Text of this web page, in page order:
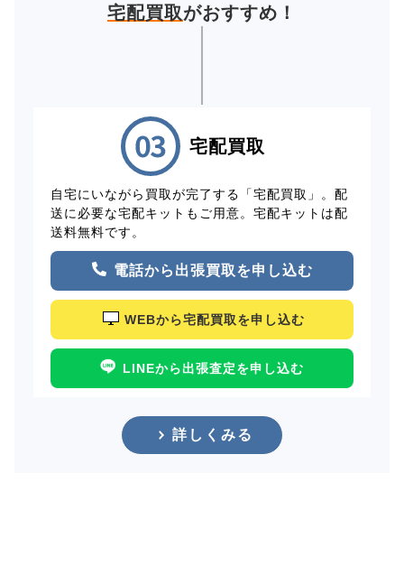
宅配買取がおすすめ！
宅配買取
自宅にいながら買取が完了する「宅配買取」。配
送に必要な宅配キットもご用意。宅配キットは配
送料無料です。
電話から出張買取を申し込む
WEBから宅配買取を申し込む
LINEから出張査定を申し込む
詳しくみる